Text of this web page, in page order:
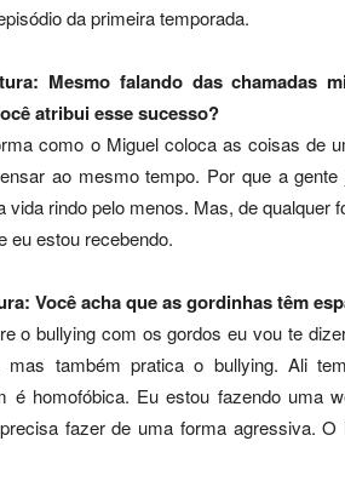
da primeira temporada.
Mesmo falando das chamadas
atribui esse sucesso?
como o Miguel coloca as coisas de
ao mesmo tempo. Por que a
vida rindo pelo menos. Mas, de qualquer
eu estou recebendo.
Você acha que as gordinhas têm
o bullying com os gordos eu vou te
também pratica o bullying. Ali
é homofóbica. Eu estou fazendo uma
fazer de uma forma agressiva.